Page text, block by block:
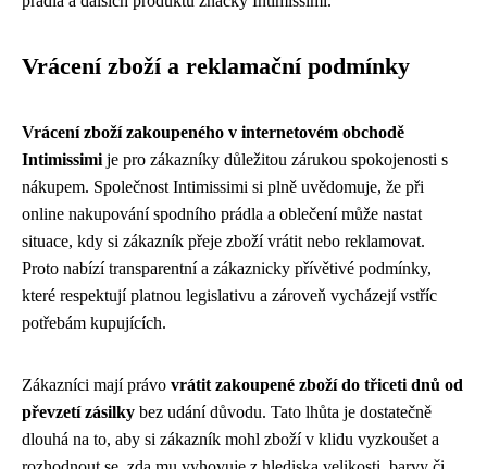
Vrácení zboží a reklamační podmínky
Vrácení zboží zakoupeného v internetovém obchodě
Intimissimi je pro zákazníky důležitou zárukou spokojenosti s
nákupem. Společnost Intimissimi si plně uvědomuje, že při
online nakupování spodního prádla a oblečení může nastat
situace, kdy si zákazník přeje zboží vrátit nebo reklamovat.
Proto nabízí transparentní a zákaznicky přívětivé podmínky,
které respektují platnou legislativu a zároveň vycházejí vstříc
potřebám kupujících.
Zákazníci mají právo vrátit zakoupené zboží do třiceti dnů od
převzetí zásilky bez udání důvodu. Tato lhůta je dostatečně
dlouhá na to, aby si zákazník mohl zboží v klidu vyzkoušet a